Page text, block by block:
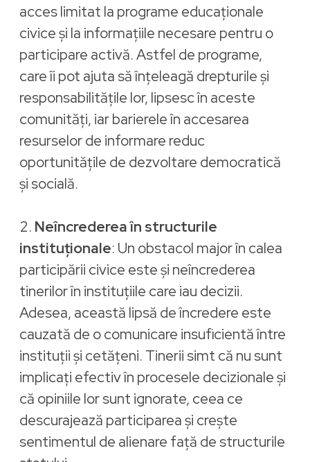
acces limitat la programe educaționale
civice și la informațiile necesare pentru o
participare activă. Astfel de programe,
care îi pot ajuta să înțeleagă drepturile și
responsabilitățile lor, lipsesc în aceste
comunități, iar barierele în accesarea
resurselor de informare reduc
oportunitățile de dezvoltare democratică
și socială.
2. Neîncrederea în structurile
instituționale: Un obstacol major în calea
participării civice este și neîncrederea
tinerilor în instituțiile care iau decizii.
Adesea, această lipsă de încredere este
cauzată de o comunicare insuficientă între
instituții și cetățeni. Tinerii simt că nu sunt
implicați efectiv în procesele decizionale și
că opiniile lor sunt ignorate, ceea ce
descurajează participarea și crește
sentimentul de alienare față de structurile